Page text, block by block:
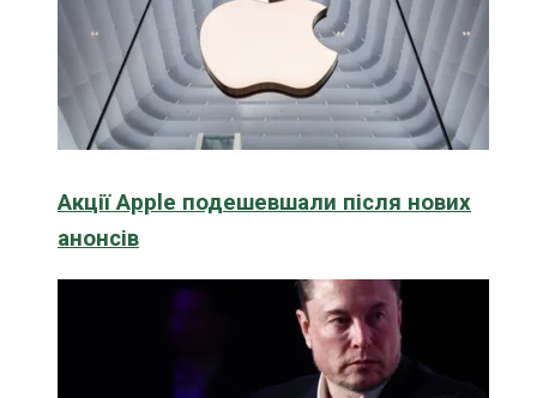
Акції Apple подешевшали після нових
анонсів